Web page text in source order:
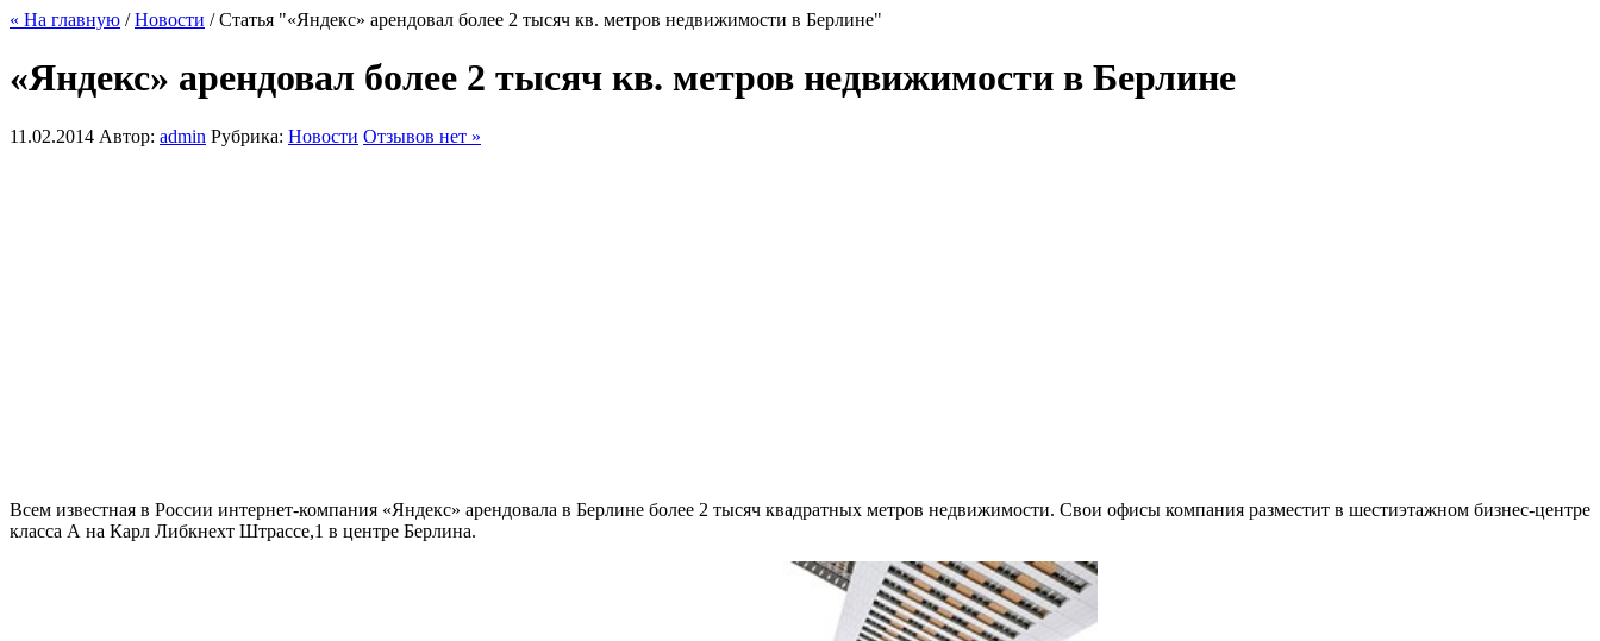
« На главную /Новости / Статья "«Яндекс» арендовал более 2 тысяч кв. метров недвижимости в Берлине"
«Яндекс» арендовал более 2 тысяч кв. метров недвижимости в Берлине
11.02.2014 Автор: admin Рубрика: Новости Отзывов нет »
Всем известная в России интернет-компания «Яндекс» арендовала в Берлине более 2 тысяч квадратных метров недвижимости. Свои офисы компания разместит в шестиэтажном бизнес-центре
класса А на Карл Либкнехт Штрассе,1 в центре Берлина.